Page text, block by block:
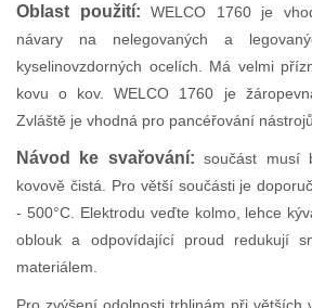
Oblast použití: WELCO 1760 je
návary na nelegovaných a
kyselinovzdorných ocelích. Má velmi
kovu o kov. WELCO 1760 je
Zvláště je vhodná pro pancéřování
Návod ke svařování: součást musí
kovově čistá. Pro větší součásti je
- 500°C. Elektrodu veďte kolmo, lehce
oblouk a odpovídající proud redukují
materiálem.
Pro zvýšení odolnosti trhlinám při větších